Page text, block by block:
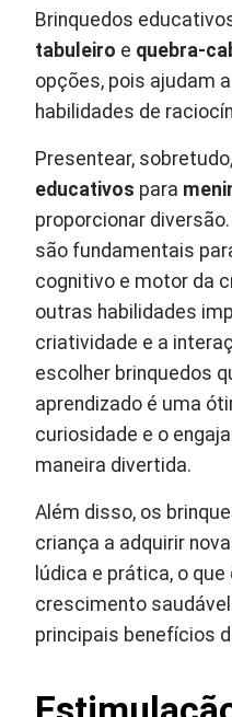
Brinquedos
tabuleiro e quebra-
opções, pois ajudam
habilidades de
Presentear,
educativos para
proporcionar
são fundamentais
cognitivo e motor da
outras habilidades
criatividade e a
escolher brinquedos
aprendizado é uma
curiosidade e o
maneira divertida.
Além disso, os
criança a adquirir
lúdica e prática, o
crescimento
principais benefícios